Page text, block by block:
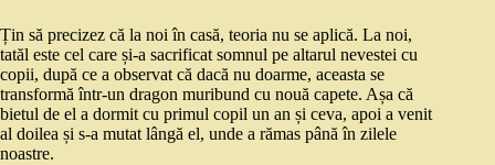
Țin să precizez că la noi în casă, teoria nu se aplică. La noi,
tatăl este cel care și-a sacrificat somnul pe altarul nevestei cu
copii, după ce a observat că dacă nu doarme, aceasta se
transformă într-un dragon muribund cu nouă capete. Așa că
bietul de el a dormit cu primul copil un an și ceva, apoi a venit
al doilea și s-a mutat lângă el, unde a rămas până în zilele
noastre.